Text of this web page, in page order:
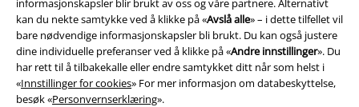
informasjonskapsler blir brukt av oss og våre partnere. Alternativt
kan du nekte samtykke ved å klikke på «Avslå alle» – i dette tilfellet vil
bare nødvendige informasjonskapsler bli brukt. Du kan også justere
dine individuelle preferanser ved å klikke på «Andre innstillinger». Du
har rett til å tilbakekalle eller endre samtykket ditt når som helst i
«Innstillinger for cookies» For mer informasjon om databeskyttelse,
besøk «Personvernserklæring».
A Warner Music Group Company